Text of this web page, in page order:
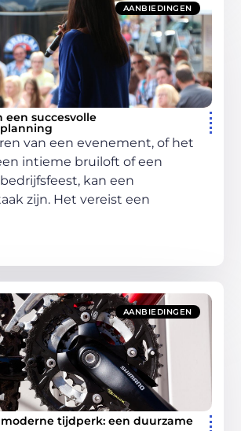
AANBIEDINGEN
een succesvolle
van een evenement, of het
intieme bruiloft of een
kan een
zijn. Het vereist een
AANBIEDINGEN
tijdperk: een duurzame